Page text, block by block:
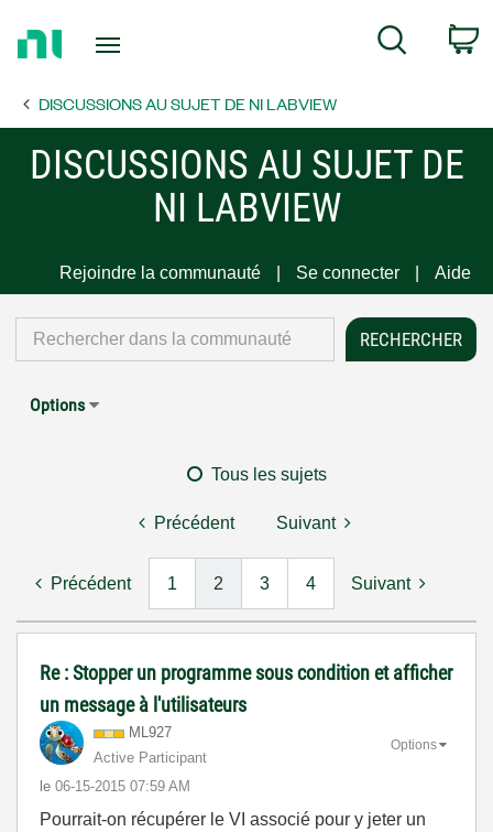
Page
Search
DISCUSSIONS AU SUJET DE NI LABVIEW
DISCUSSIONS AU SUJET DE
NI LABVIEW
Rejoindre la communauté Se connecter Aide
Options
Tous les sujets
Précédent Suivant
Précédent 1 2 3 4 Suivant
Re : Stopper un programme sous condition et afficher
un message à l'utilisateurs
ML927
Active Participant
le ‎06-15-2015 07:59 AM
Options
Pourrait-on récupérer le VI associé pour y jeter un